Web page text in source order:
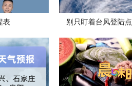
表 别只盯着台风登陆点